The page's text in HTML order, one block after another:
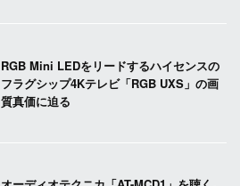
RGB Mini LEDをリードするハイセンスの
フラグシップ4Kテレビ「RGB UXS」の画
質真価に迫る